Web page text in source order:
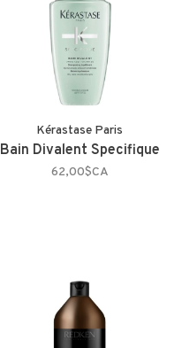
Kérastase Paris
Bain Divalent Specifique
62,00$CA